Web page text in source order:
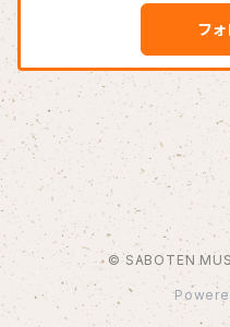
Bulbs Of Passion
B玉
Calme Adiction
CANDY
CHIKIMARCH
フ
© SABOTEN